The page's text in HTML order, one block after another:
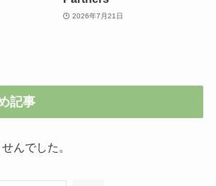
2026年7月21日
記事
んでした。